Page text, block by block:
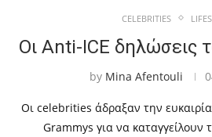
CELEBRITIES
Οι Anti-ICE δηλώσεις
by Mina Afentouli
Οι celebrities άδραξαν την
Grammys για να καταγγείλουν